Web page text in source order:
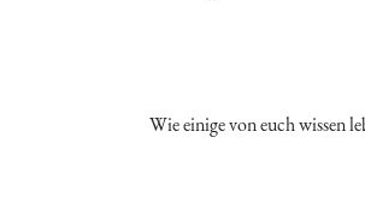
Wie einige von euch wissen